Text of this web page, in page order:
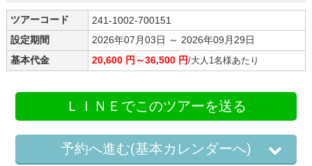
ツアーコード
241-1002-700151
設定期間
2026年07月03日 ～ 2026年09月29日
基本代金
20,600 円～36,500 円/大人1名様あたり
ＬＩＮＥでこのツアーを送る
予約へ進む(基本カレンダーへ)